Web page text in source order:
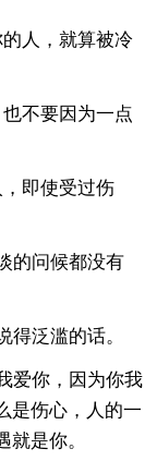
人，就算被冷
不要因为一点
即使受过伤
的问候都没有
得泛滥的话。
爱你，因为你我
是伤心，人的一
是你。